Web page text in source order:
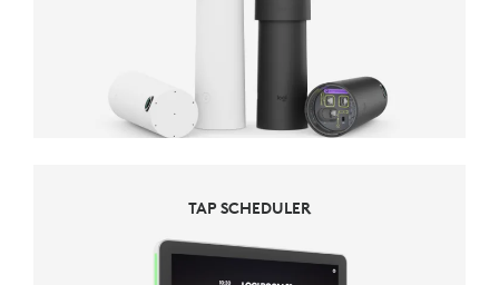
TAP SCHEDULER